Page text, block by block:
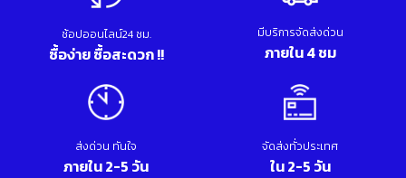
ช้อปออนไลน์24 ชม.
ซื้อง่าย ซื้อสะดวก !!
มีบริการจัดส่งด่วน
ภายใน 4 ชม
ส่งด่วน ทันใจ
ภายใน 2-5 วัน
จัดส่งทั่วประเทศ
ใน 2-5 วัน